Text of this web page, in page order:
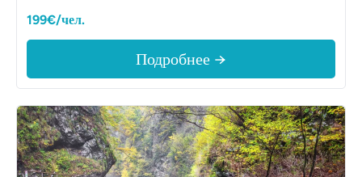
199€/чел.
Подробнее →